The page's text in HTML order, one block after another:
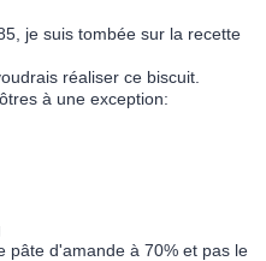
je suis tombée sur la recette
réaliser ce biscuit.
à une exception:
pâte d'amande à 70% et pas le